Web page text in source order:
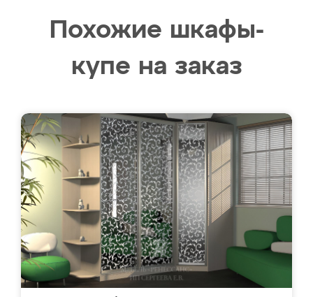
Похожие шкафы-
купе на заказ